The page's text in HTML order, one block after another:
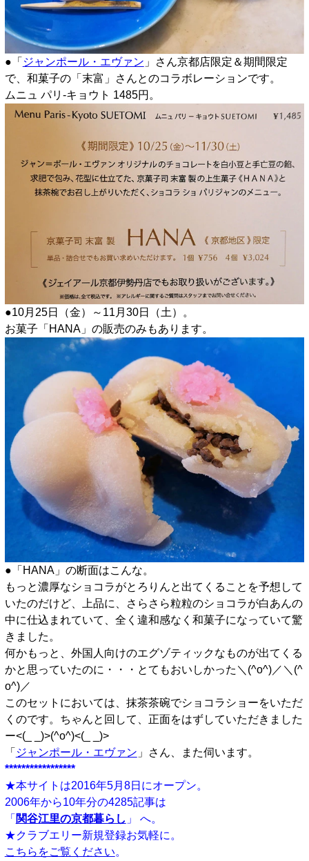
●「 ジャンポール・エヴァン 」さん京都店限定＆期間限定
で、和菓子の「末富」さんとのコラボレーションです。
ムニュ パリ-キョウト 1485円。
●10月25日（金）～11月30日（土）。
お菓子「HANA」の販売のみもあります。
●「HANA」の断面はこんな。
もっと濃厚なショコラがとろりんと出てくることを予想して
いたのだけど、上品に、さらさら粒粒のショコラが白あんの
中に仕込まれていて、全く違和感なく和菓子になっていて驚
きました。
何かもっと、外国人向けのエグゾティックなものが出てくる
かと思っていたのに・・・とてもおいしかった＼(^o^)／＼(^
o^)／
このセットにおいては、抹茶茶碗でショコラショーをいただ
くのです。ちゃんと回して、正面をはずしていただきました
ー<(_ _)>(^o^)<(_ _)>
「 ジャンポール・エヴァン 」さん、また伺います。
*****************
★本サイトは2016年5月8日にオープン。
2006年から10年分の4285記事は
「 関谷江里の京都暮らし 」 へ。
★クラブエリー新規登録お気軽に。
こちらをご覧ください。